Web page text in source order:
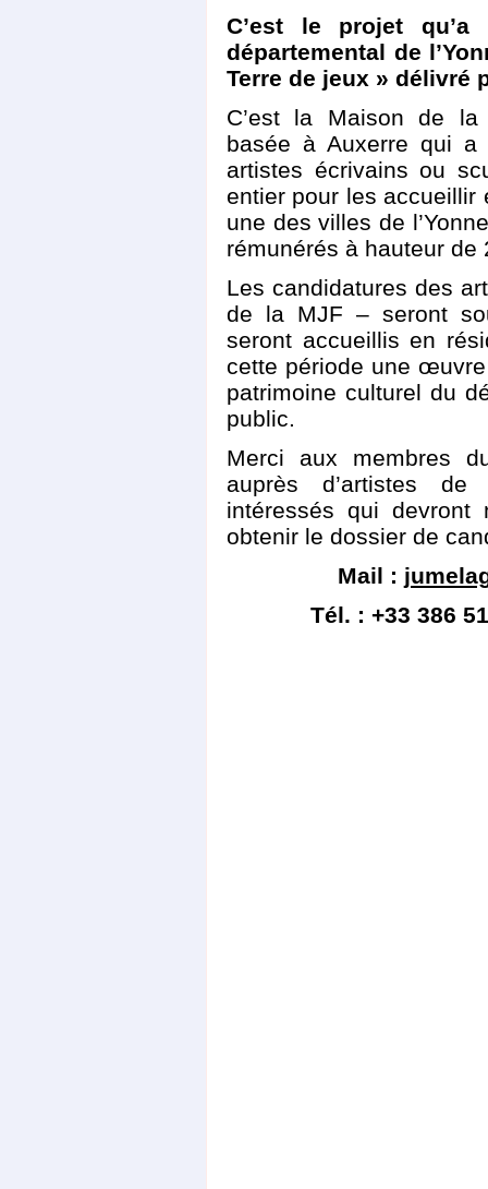
C’est le projet
départemental de
Terre de jeux » délivré
C’est la Maison de la
basée à Auxerre qui a
artistes écrivains ou
entier pour les accueillir
une des villes de
rémunérés à hauteur de
Les candidatures des
de la MJF – seront
seront accueillis en
cette période une
patrimoine culturel du
public.
Merci aux membres
auprès d’artistes de
intéressés qui devront
obtenir le dossier de
Mail :
Tél. : +33 386